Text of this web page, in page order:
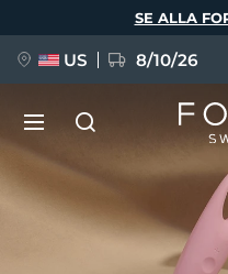
SE ALLA
US 8/10/26
NYHET
BREAKING NEWS
Språk